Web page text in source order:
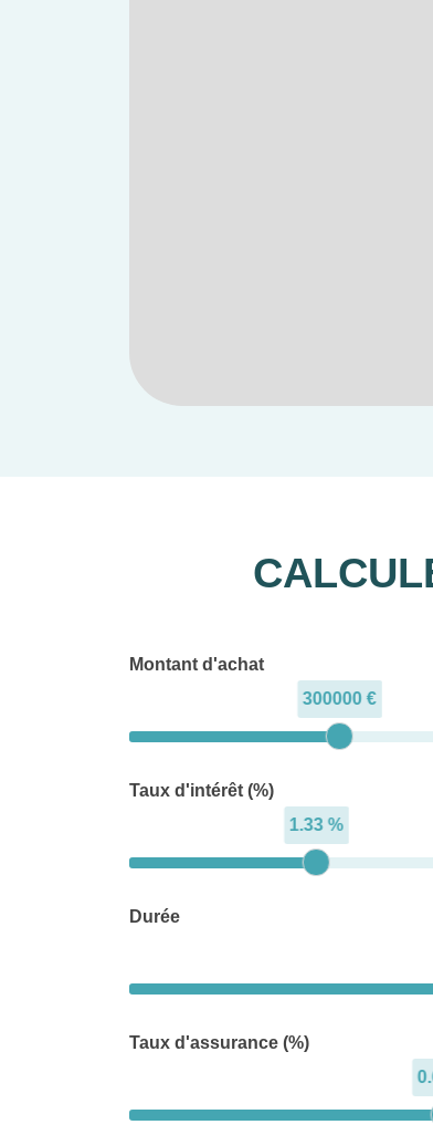
Montant d'achat
300000 €
Taux d'intérêt (%)
1.33 %
Durée
Taux d'assurance (%)